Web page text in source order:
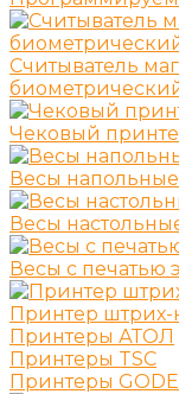
Считыватель
Чековый
Весы напольные
Весы
Весы с печатью
Принтер штрих-
Принтеры АТОЛ
Принтеры TSC
Принтеры